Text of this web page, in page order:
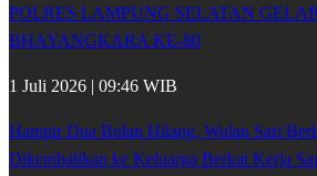
POLRES LAMPUNG SELATAN
BHAYANGKARA KE-80
1 Juli 2026 | 09:46 WIB
Hampir Dua Bulan Hilang, Wulan Sari
Dikembalikan ke Keluarga Berkat Kerja